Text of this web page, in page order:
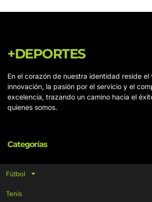
+DEPORTES
En el corazón de nuestra identidad reside el
innovación, la pasión por el servicio y el
excelencia, trazando un camino hacia el
quienes somos.
Categorías
Fútbol
Tenis